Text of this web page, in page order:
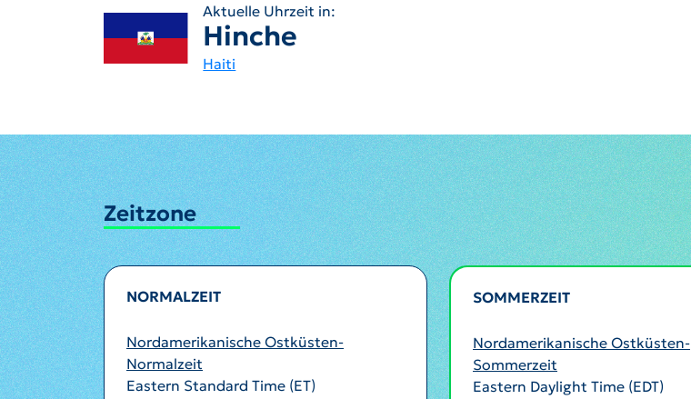
Aktuelle Uhrzeit in:
Hinche
Haiti
Zeitzone
NORMALZEIT
Nordamerikanische Ostküsten-
Normalzeit
Eastern Standard Time (ET)
SOMMERZEIT
Nordamerikanische Ostküsten-
Sommerzeit
Eastern Daylight Time (EDT)